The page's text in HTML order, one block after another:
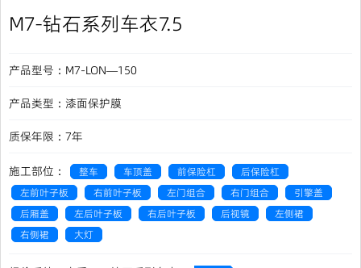
M7-钻石系列车衣7.5
产品型号：M7-LON—150
产品类型：漆面保护膜
质保年限：7年
施工部位： 整车 车顶盖 前保险杠
后保险杠
左前叶子板
右前叶子板 左门组合 右门组合
引擎盖
后厢盖
左后叶子板 右后叶子板 后视镜
左侧裙
右侧裙
大灯